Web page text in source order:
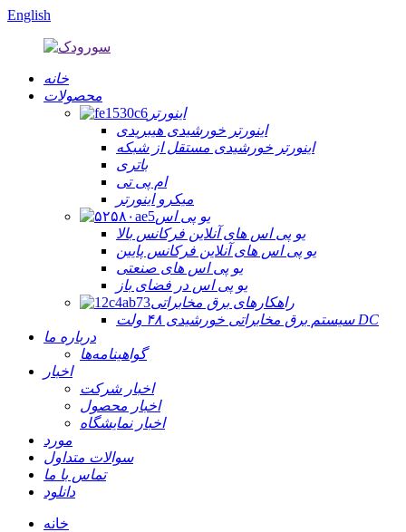
English
خانه
محصولات
اینورتر
اینورتر خورشیدی هیبریدی
اینورتر خورشیدی مستقل از شبکه
باتری
ام پی تی
میکرو اینورتر
یو پی اس
یو پی اس های آنلاین فرکانس بالا
یو پی اس های آنلاین فرکانس پایین
یو پی اس های صنعتی
یو پی اس در فضای باز
راهکارهای برق مخابراتی
سیستم برق مخابراتی خورشیدی ۴۸ ولت DC
درباره ما
گواهینامه‌ها
اخبار
اخبار شرکت
اخبار محصول
اخبار نمایشگاه
مورد
سوالات متداول
تماس با ما
دانلود
خانه